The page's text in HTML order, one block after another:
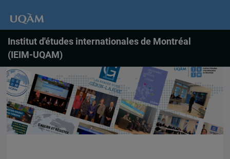
Institut d'études internationales de Montréal
(IEIM-UQAM)